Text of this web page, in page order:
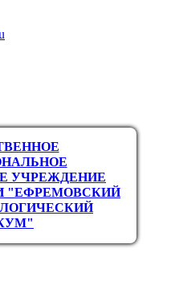
УЧРЕЖДЕНИЕ
"ЕФРЕМОВСКИЙ